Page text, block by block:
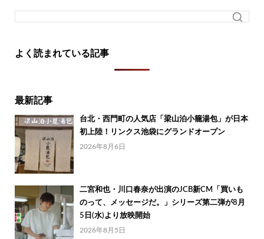
よく読まれている記事
最新記事
台北・西門町の人気店「梁山泊小籠湯包」が日本
初上陸！リンクス池袋にグランドオープン
2026年8月6日
二宮和也・川口春奈が出演のJCB新CM「買いも
のって、メッセージだ。」シリーズ第二弾が8月
5日(水)より放映開始
2026年8月5日